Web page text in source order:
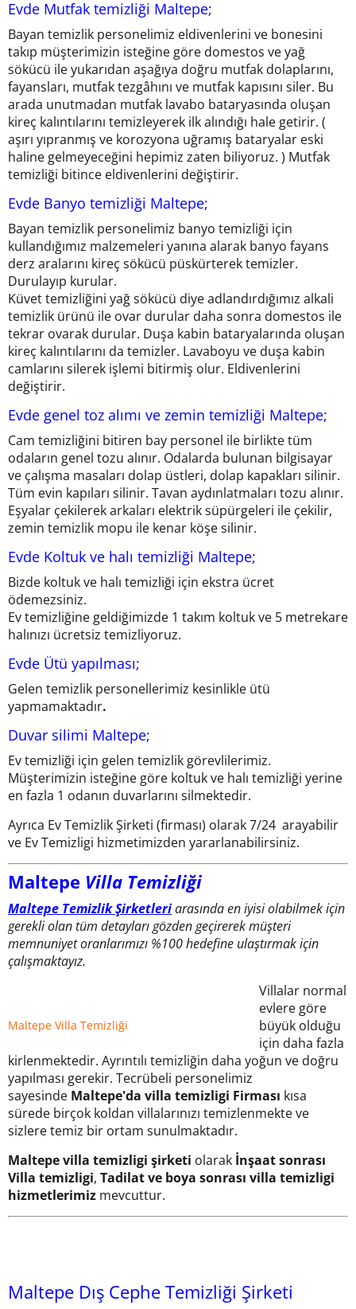
Evde Mutfak temizliği Maltepe;
Bayan temizlik personelimiz eldivenlerini ve bonesini
takıp müşterimizin isteğine göre domestos ve yağ
sökücü ile yukarıdan aşağıya doğru mutfak dolaplarını,
fayansları, mutfak tezgâhını ve mutfak kapısını siler. Bu
arada unutmadan mutfak lavabo bataryasında oluşan
kireç kalıntılarını temizleyerek ilk alındığı hale getirir. (
aşırı yıpranmış ve korozyona uğramış bataryalar eski
haline gelmeyeceğini hepimiz zaten biliyoruz. ) Mutfak
temizliği bitince eldivenlerini değiştirir.
Evde Banyo temizliği Maltepe;
Bayan temizlik personelimiz banyo temizliği için
kullandığımız malzemeleri yanına alarak banyo fayans
derz aralarını kireç sökücü püskürterek temizler.
Durulayıp kurular.
Küvet temizliğini yağ sökücü diye adlandırdığımız alkali
temizlik ürünü ile ovar durular daha sonra domestos ile
tekrar ovarak durular. Duşa kabin bataryalarında oluşan
kireç kalıntılarını da temizler. Lavaboyu ve duşa kabin
camlarını silerek işlemi bitirmiş olur. Eldivenlerini
değiştirir.
Evde genel toz alımı ve zemin temizliği Maltepe;
Cam temizliğini bitiren bay personel ile birlikte tüm
odaların genel tozu alınır. Odalarda bulunan bilgisayar
ve çalışma masaları dolap üstleri, dolap kapakları silinir.
Tüm evin kapıları silinir. Tavan aydınlatmaları tozu alınır.
Eşyalar çekilerek arkaları elektrik süpürgeleri ile çekilir,
zemin temizlik mopu ile kenar köşe silinir.
Evde Koltuk ve halı temizliği Maltepe;
Bizde koltuk ve halı temizliği için ekstra ücret
ödemezsiniz.
Ev temizliğine geldiğimizde 1 takım koltuk ve 5 metrekare
halınızı ücretsiz temizliyoruz.
Evde Ütü yapılması;
Gelen temizlik personellerimiz kesinlikle ütü
yapmamaktadır.
Duvar silimi Maltepe;
Ev temizliği için gelen temizlik görevlilerimiz.
Müşterimizin isteğine göre koltuk ve halı temizliği yerine
en fazla 1 odanın duvarlarını silmektedir.
Ayrıca Ev Temizlik Şirketi (firması) olarak 7/24 arayabilir
ve Ev Temizligi hizmetimizden yararlanabilirsiniz.
Maltepe Villa Temizliği
Maltepe Temizlik Şirketleriarasında en iyisi olabilmek için
gerekli olan tüm detayları gözden geçirerek müşteri
memnuniyet oranlarımızı %100 hedefine ulaştırmak için
çalışmaktayız.
Maltepe Villa Temizliği
Villalar normal
evlere göre
büyük olduğu
için daha fazla
kirlenmektedir. Ayrıntılı temizliğin daha yoğun ve doğru
yapılması gerekir. Tecrübeli personelimiz
sayesinde Maltepe'da villa temizligi Firması kısa
sürede birçok koldan villalarınızı temizlenmekte ve
sizlere temiz bir ortam sunulmaktadır.
Maltepe villa temizligi şirketi olarak İnşaat sonrası
Villa temizligi, Tadilat ve boya sonrası villa temizligi
hizmetlerimiz mevcuttur.
Maltepe Dış Cephe Temizliği Şirketi